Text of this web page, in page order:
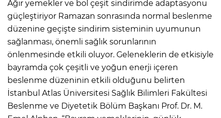
Ağır yemekler ve bol çeşit sindirimde adaptasyonu
güçleştiriyor Ramazan sonrasında normal beslenme
düzenine geçişte sindirim sisteminin uyumunun
sağlanması, önemli sağlık sorunlarının
önlenmesinde etkili oluyor. Geleneklerin de etkisiyle
bayramda çok çeşitli ve yoğun enerji içeren
beslenme düzeninin etkili olduğunu belirten
İstanbul Atlas Üniversitesi Sağlık Bilimleri Fakültesi
Beslenme ve Diyetetik Bölüm Başkanı Prof. Dr. M.